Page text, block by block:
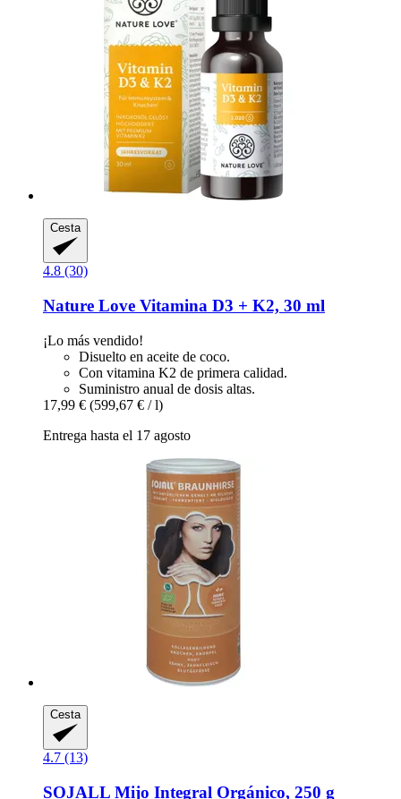
Cesta
4.8 (30)
Nature Love Vitamina D3 + K2, 30 ml
¡Lo más vendido!
Disuelto en aceite de coco.
Con vitamina K2 de primera calidad.
Suministro anual de dosis altas.
17,99 € (599,67 € / l)
Entrega hasta el 17 agosto
Cesta
4.7 (13)
SOJALL Mijo Integral Orgánico, 250 g